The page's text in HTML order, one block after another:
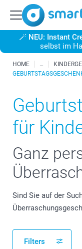
🪄 NEU: Instant
selbst im
HOME
für
Ganz
Sind Sie auf der
Filters